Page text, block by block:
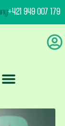
+421 949 007 179